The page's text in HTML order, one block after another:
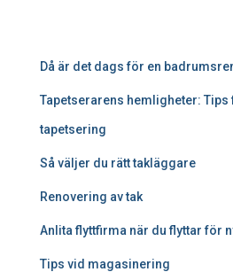
Då är det dags för en
Tapetserarens hemligheter: Tips
tapetsering
Så väljer du rätt takläggare
Renovering av tak
Anlita flyttfirma när du flyttar för
Tips vid magasinering